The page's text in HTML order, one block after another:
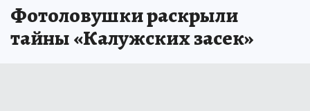
Фотоловушки раскрыли
тайны «Калужских засек»